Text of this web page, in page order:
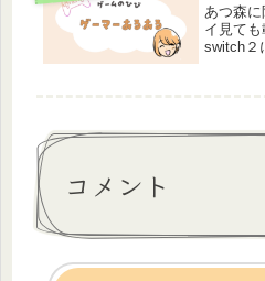
や...
あつ森
イ見ても
switch２
コメント